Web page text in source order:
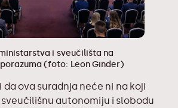
i sveučilišta na
(foto: Leon Ginder)
ova suradnja neće ni na koji
autonomiju i slobodu